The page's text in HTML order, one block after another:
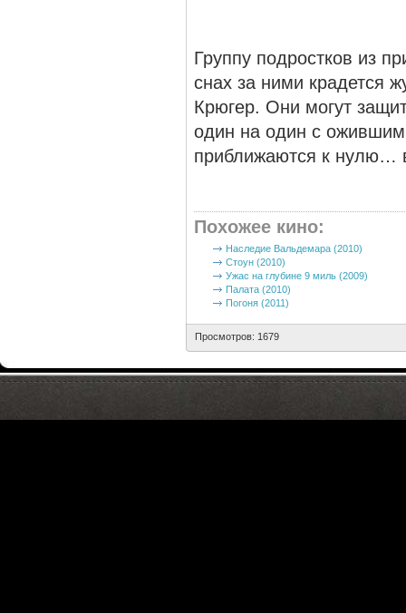
Группу подростков из
снах за ними крадется
Крюгер. Они могут
один на один с
приближаются к нулю…
Похожее кино:
Наследие Вальдемара (2010)
Стоун (2010)
Ужас на глубине 9 миль (2009)
Палата (2010)
Погоня (2011)
Просмотров: 1679